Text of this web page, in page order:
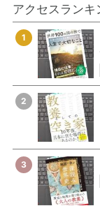
アクセスランキ
1
2
3